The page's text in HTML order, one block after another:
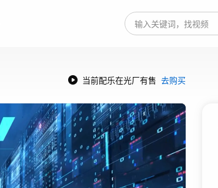
当前配乐在光厂有售 去购买